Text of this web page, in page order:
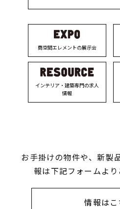
商空間エレメントの展示会
インテリア・建築専門の求人
情報
お手掛けの物件や、新製
報は下記フォームより
情報はこ